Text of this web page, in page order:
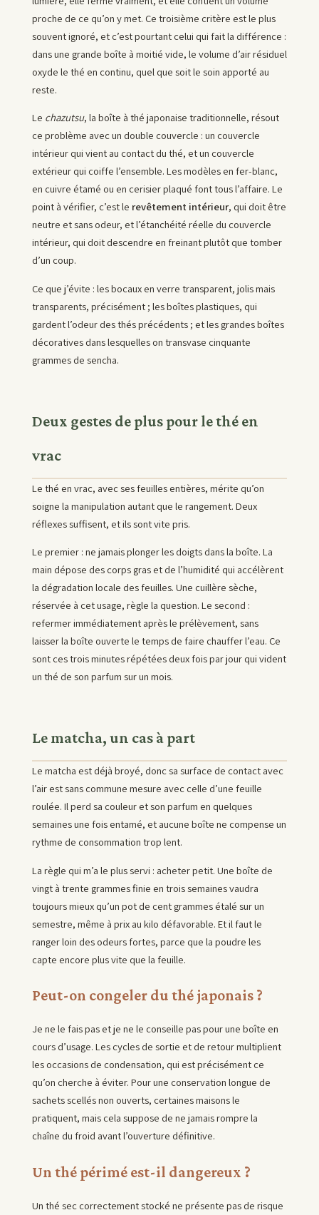
proche de ce qu’on y met. Ce troisième critère est le plus
souvent ignoré, et c’est pourtant celui qui fait la différence :
dans une grande boîte à moitié vide, le volume d’air résiduel
oxyde le thé en continu, quel que soit le soin apporté au
reste.
Le chazutsu, la boîte à thé japonaise traditionnelle, résout
ce problème avec un double couvercle : un couvercle
intérieur qui vient au contact du thé, et un couvercle
extérieur qui coiffe l’ensemble. Les modèles en fer-blanc,
en cuivre étamé ou en cerisier plaqué font tous l’affaire. Le
point à vérifier, c’est le revêtement intérieur, qui doit être
neutre et sans odeur, et l’étanchéité réelle du couvercle
intérieur, qui doit descendre en freinant plutôt que tomber
d’un coup.
Ce que j’évite : les bocaux en verre transparent, jolis mais
transparents, précisément ; les boîtes plastiques, qui
gardent l’odeur des thés précédents ; et les grandes boîtes
décoratives dans lesquelles on transvase cinquante
grammes de sencha.
Deux gestes de plus pour le thé en
vrac
Le thé en vrac, avec ses feuilles entières, mérite qu’on
soigne la manipulation autant que le rangement. Deux
réflexes suffisent, et ils sont vite pris.
Le premier : ne jamais plonger les doigts dans la boîte. La
main dépose des corps gras et de l’humidité qui accélèrent
la dégradation locale des feuilles. Une cuillère sèche,
réservée à cet usage, règle la question. Le second :
refermer immédiatement après le prélèvement, sans
laisser la boîte ouverte le temps de faire chauffer l’eau. Ce
sont ces trois minutes répétées deux fois par jour qui vident
un thé de son parfum sur un mois.
Le matcha, un cas à part
Le matcha est déjà broyé, donc sa surface de contact avec
l’air est sans commune mesure avec celle d’une feuille
roulée. Il perd sa couleur et son parfum en quelques
semaines une fois entamé, et aucune boîte ne compense un
rythme de consommation trop lent.
La règle qui m’a le plus servi : acheter petit. Une boîte de
vingt à trente grammes finie en trois semaines vaudra
toujours mieux qu’un pot de cent grammes étalé sur un
semestre, même à prix au kilo défavorable. Et il faut le
ranger loin des odeurs fortes, parce que la poudre les
capte encore plus vite que la feuille.
Peut-on congeler du thé japonais ?
Je ne le fais pas et je ne le conseille pas pour une boîte en
cours d’usage. Les cycles de sortie et de retour multiplient
les occasions de condensation, qui est précisément ce
qu’on cherche à éviter. Pour une conservation longue de
sachets scellés non ouverts, certaines maisons le
pratiquent, mais cela suppose de ne jamais rompre la
chaîne du froid avant l’ouverture définitive.
Un thé périmé est-il dangereux ?
Un thé sec correctement stocké ne présente pas de risque